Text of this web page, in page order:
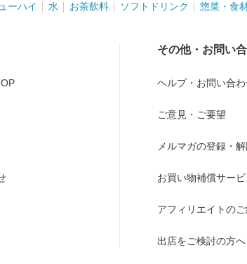
ーハイ 水 お茶飲料 ソフトドリンク 惣菜・食
その他・お問い
ヘルプ・お問い合
ご意見・ご要望
メルマガの登録・
お買い物補償サービ
アフィリエイトの
出店をご検討の方へ